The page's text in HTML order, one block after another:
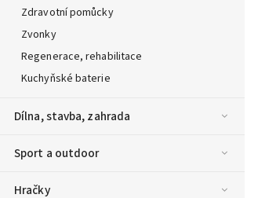
Zdravotní pomůcky
Zvonky
Regenerace, rehabilitace
Kuchyňské baterie
Dílna, stavba, zahrada
Sport a outdoor
Hračky